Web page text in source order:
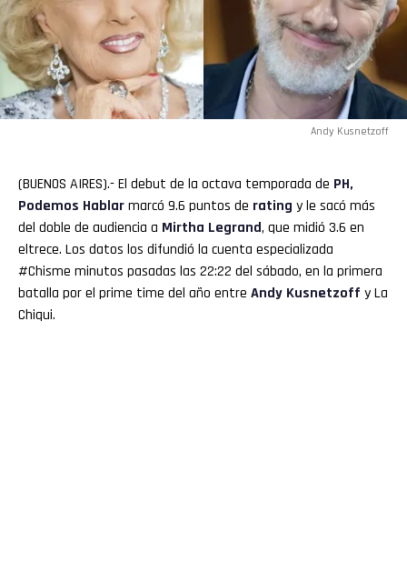
Andy Kusnetzoff
(BUENOS AIRES).- El debut de la octava temporada de PH,
Podemos Hablarmarcó 9.6 puntos de rating y le sacó más
del doble de audiencia a Mirtha Legrand, que midió 3.6 en
eltrece. Los datos los difundió la cuenta especializada
#Chisme minutos pasadas las 22:22 del sábado, en la primera
batalla por el prime time del año entre Andy Kusnetzoff y La
Chiqui.